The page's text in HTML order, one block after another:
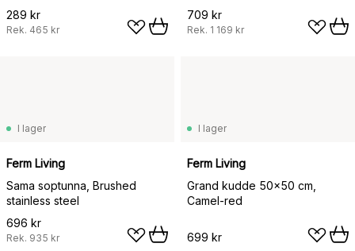
289 kr
Rek. 465 kr
709 kr
Rek. 1 169 kr
I lager
Ferm Living
Sama soptunna, Brushed
stainless steel
696 kr
Rek. 935 kr
I lager
Ferm Living
Grand kudde 50x50 cm,
Camel-red
699 kr